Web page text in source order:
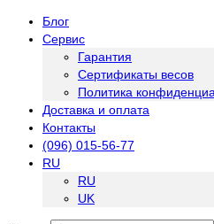
Блог
Сервис
Гарантия
Сертификаты весов
Политика
Доставка и оплата
Контакты
(096) 015-56-77
RU
RU
UK